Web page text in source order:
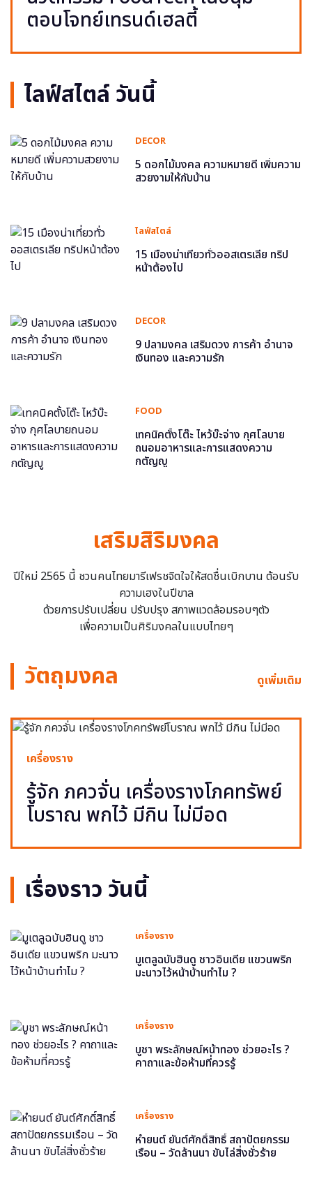
ตอบโจทย์เทรนด์เฮลตี้
ไลฟ์สไตล์ วันนี้
DECOR
5 ดอกไม้มงคล ความหมายดี เพิ่มความ
สวยงามให้กับบ้าน
ไลฟ์สไตล์
15 เมืองน่าเที่ยวทั่วออสเตรเลีย ทริป
หน้าต้องไป
DECOR
9 ปลามงคล เสริมดวง การค้า อำนาจ
เงินทอง และความรัก
FOOD
เทคนิคตั้งโต๊ะ ไหว้บ๊ะจ่าง กุศโลบาย
ถนอมอาหารและการแสดงความ
กตัญญู
เสริมสิริมงคล
ปีใหม่ 2565 นี้ ชวนคนไทยมารีเฟรชจิตใจให้สดชื่นเบิกบาน ต้อนรับ
ความเฮงในปีขาล
ด้วยการปรับเปลี่ยน ปรับปรุง สภาพแวดล้อมรอบๆตัว
เพื่อความเป็นศิริมงคลในแบบไทยๆ
วัตถุมงคล ดูเพิ่มเติม
เครื่องราง
รู้จัก ภควจั่น เครื่องรางโภคทรัพย์
โบราณ พกไว้ มีกิน ไม่มีอด
เรื่องราว วันนี้
เครื่องราง
มูเตลูฉบับฮินดู ชาวอินเดีย แขวนพริก
มะนาวไว้หน้าบ้านทำไม ?
เครื่องราง
บูชา พระลักษณ์หน้าทอง ช่วยอะไร ?
คาถาและข้อห้ามที่ควรรู้
เครื่องราง
หำยนต์ ยันต์ศักดิ์สิทธิ์ สถาปัตยกรรม
เรือน – วัดล้านนา ขับไล่สิ่งชั่วร้าย